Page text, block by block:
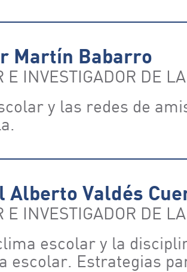
Martín Babarro
E INVESTIGADOR DE
y las redes de
Alberto Valdés
E INVESTIGADOR DE
escolar y la
escolar. Estrategias